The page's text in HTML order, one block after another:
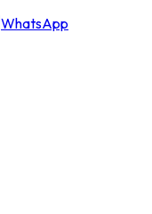
WhatsApp